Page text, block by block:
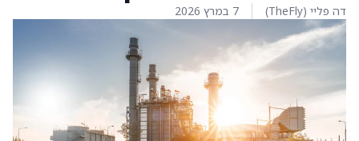
דה פליי (TheFly) 7 במרץ 2026